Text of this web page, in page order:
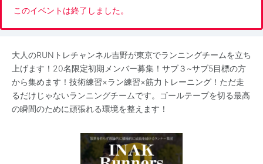
このイベントは終了しました。
大人のRUNトレチャンネル吉野が東京でランニングチームを立ち
上げます！20名限定初期メンバー募集！サブ３~サブ5目標の方
から集めます！技術練習×ラン練習×筋力トレーニング！ただ走
るだけじゃないランニングチームです。ゴールテープを切る最高
の瞬間のために頑張れる環境を整えます！